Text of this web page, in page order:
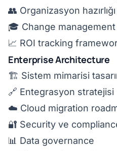
👥 Organizasyon hazırlığı
🎓 Change management
📈 ROI tracking
Enterprise Architecture
🏗️ Sistem mimarisi
🔗 Entegrasyon stratejisi
☁️ Cloud migration
🔐 Security ve
📊 Data governance